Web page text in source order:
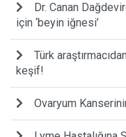
Dr. Canan
için ‘beyin iğnesi’
Türk
keşif!
Ovaryum